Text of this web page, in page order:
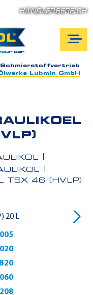
HÄNDLERBEREICH
Schmierstoffvertrieb
Lubmin GmbH
TSX 46 (HVLP)